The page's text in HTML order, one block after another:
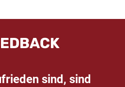
sind, sind